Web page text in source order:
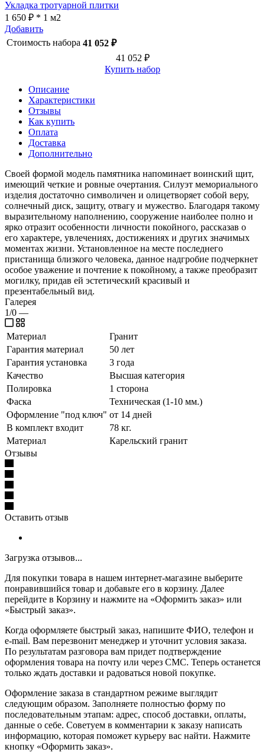
Укладка тротуарной плитки
1 650 ₽ * 1 м2
Добавить
Стоимость набора 41 052 ₽
41 052 ₽
Купить набор
Описание
Характеристики
Отзывы
Как купить
Оплата
Доставка
Дополнительно
Своей формой модель памятника напоминает воинский щит,
имеющий четкие и ровные очертания. Силуэт мемориального
изделия достаточно символичен и олицетворяет собой веру,
солнечный диск, защиту, отвагу и мужество. Благодаря такому
выразительному наполнению, сооружение наиболее полно и
ярко отразит особенности личности покойного, рассказав о
его характере, увлечениях, достижениях и других значимых
моментах жизни. Установленное на месте последнего
пристанища близкого человека, данное надгробие подчеркнет
особое уважение и почтение к покойному, а также преобразит
могилку, придав ей эстетический красивый и
презентабельный вид.
Галерея
1/0 —
Материал
Гранит
Гарантия материал
50 лет
Гарантия установка
3 года
Качество
Высшая категория
Полировка
1 сторона
Фаска
Техническая (1-10 мм.)
Оформление "под ключ" от 14 дней
В комплект входит
78 кг.
Материал
Карельский гранит
Отзывы
Оставить отзыв
Загрузка отзывов...
Для покупки товара в нашем интернет-магазине выберите
понравившийся товар и добавьте его в корзину. Далее
перейдите в Корзину и нажмите на «Оформить заказ» или
«Быстрый заказ».
Когда оформляете быстрый заказ, напишите ФИО, телефон и
e-mail. Вам перезвонит менеджер и уточнит условия заказа.
По результатам разговора вам придет подтверждение
оформления товара на почту или через СМС. Теперь останется
только ждать доставки и радоваться новой покупке.
Оформление заказа в стандартном режиме выглядит
следующим образом. Заполняете полностью форму по
последовательным этапам: адрес, способ доставки, оплаты,
данные о себе. Советуем в комментарии к заказу написать
информацию, которая поможет курьеру вас найти. Нажмите
кнопку «Оформить заказ».